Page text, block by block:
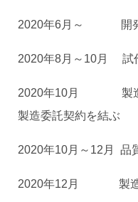
2020年6月～ 開発
2020年8月～10月 試
2020年10月 製造
製造委託契約を結ぶ
2020年10月～12月 品
2020年12月 製造